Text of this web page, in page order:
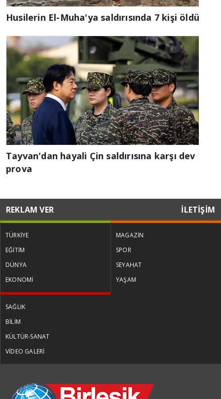
Husilerin El-Muha'ya saldırısında 7 kişi öldü
Tayvan'dan hayali Çin saldırısına karşı dev
prova
REKLAM VER İLETİŞİM
TÜRKİYE
EĞİTİM
DÜNYA
EKONOMİ
MAGAZİN
SPOR
SEYAHAT
YAŞAM
SAĞLIK
BİLİM
KÜLTÜR-SANAT
VİDEO GALERİ